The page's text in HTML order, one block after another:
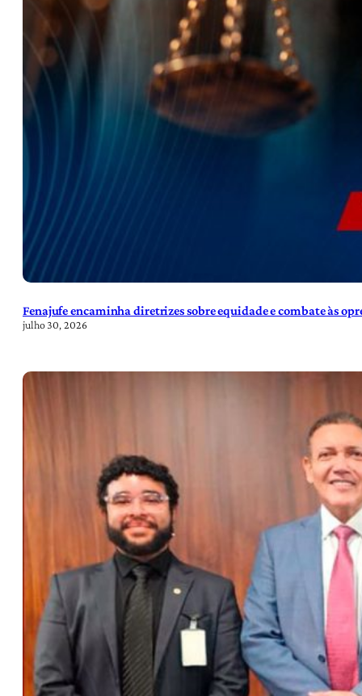
Fenajufe encaminha diretrizes sobre equidade e combate às
julho 30, 2026